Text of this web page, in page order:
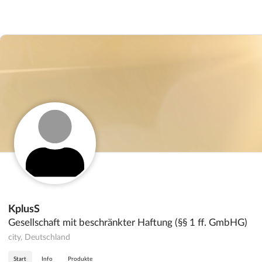
KplusS
Gesellschaft mit beschränkter Haftung (§§ 1 ff. GmbHG)
city, Deutschland
Start Info Produkte